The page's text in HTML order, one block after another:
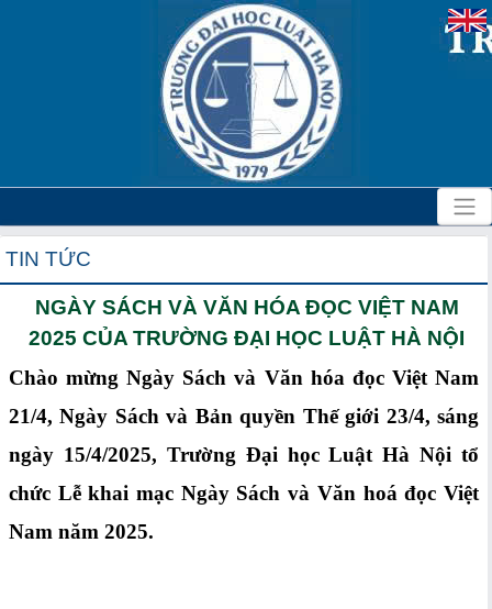
TIN TỨC
NGÀY SÁCH VÀ VĂN HÓA ĐỌC VIỆT NAM
2025 CỦA TRƯỜNG ĐẠI HỌC LUẬT HÀ NỘI
Chào mừng Ngày Sách và Văn hóa đọc Việt Nam
21/4, Ngày Sách và Bản quyền Thế giới 23/4, sáng
ngày 15/4/2025, Trường Đại học Luật Hà Nội tổ
chức Lễ khai mạc Ngày Sách và Văn hoá đọc Việt
Nam năm 2025.